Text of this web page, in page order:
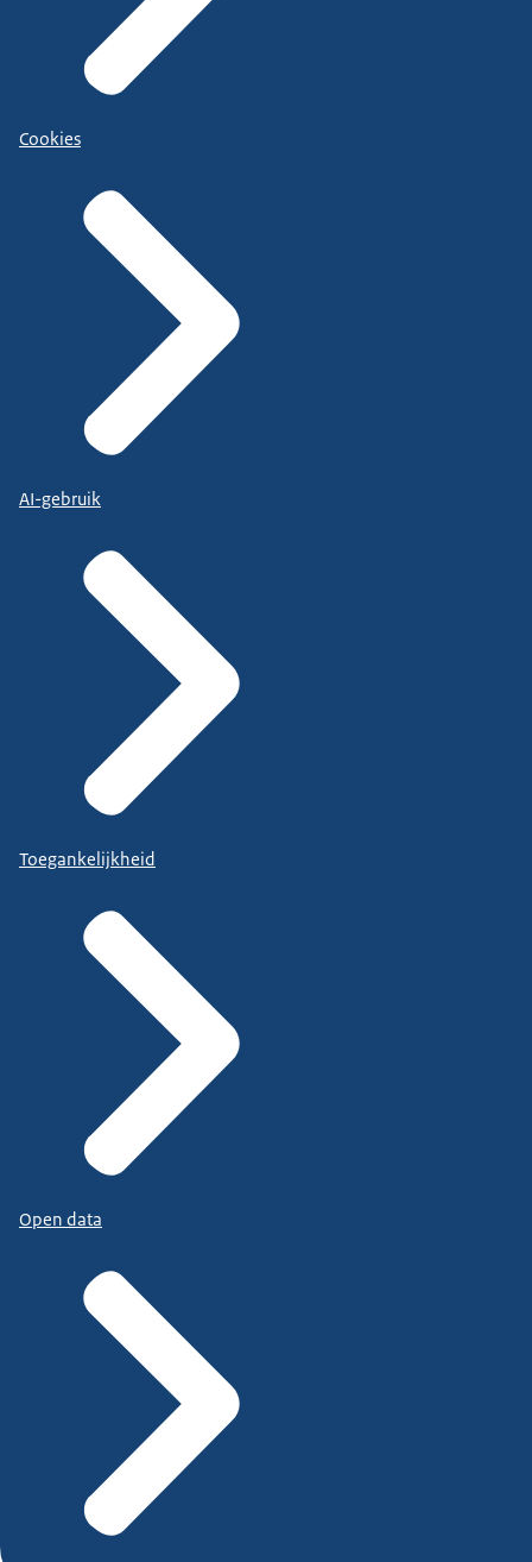
Cookies
AI-gebruik
Toegankelijkheid
Open data